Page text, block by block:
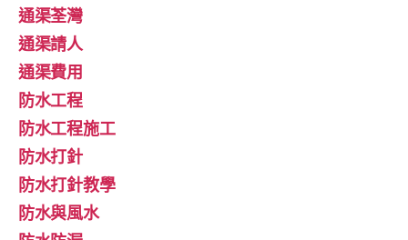
通渠荃灣
通渠請人
通渠費用
防水工程
防水工程施工
防水打針
防水打針教學
防水與風水